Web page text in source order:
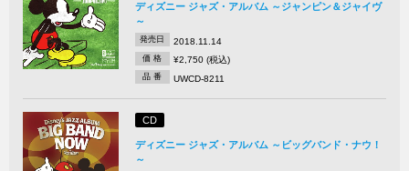
ディズニー ジャズ・アルバム ～ジャンピン＆ジャイヴ
～
発売日 2018.11.14
価 格 ¥2,750 (税込)
品 番 UWCD-8211
CD
ディズニー ジャズ・アルバム ～ビッグバンド・ナウ！
～